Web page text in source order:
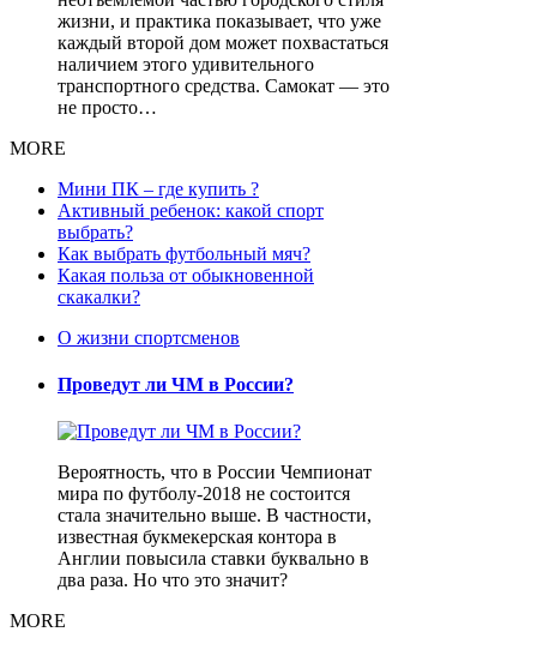
жизни, и практика показывает, что уже
каждый второй дом может похвастаться
наличием этого удивительного
транспортного средства. Самокат — это
не просто…
MORE
Мини ПК – где купить ?
Активный ребенок: какой спорт
выбрать?
Как выбрать футбольный мяч?
Какая польза от обыкновенной
скакалки?
О жизни спортсменов
Проведут ли ЧМ в России?
Вероятность, что в России Чемпионат
мира по футболу-2018 не состоится
стала значительно выше. В частности,
известная букмекерская контора в
Англии повысила ставки буквально в
два раза. Но что это значит?
MORE